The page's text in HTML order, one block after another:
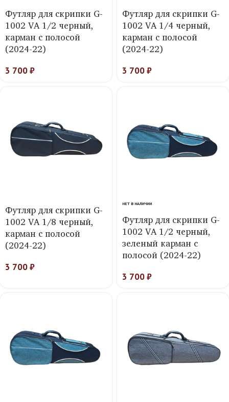
Футляр для скрипки G-
1002 VA 1/2 черный,
карман с полосой
(2024-22)
3 700₽
Футляр для скрипки G-
1002 VA 1/4 черный,
карман с полосой
(2024-22)
3 700₽
Футляр для скрипки G-
1002 VA 1/8 черный,
карман с полосой
(2024-22)
3 700₽
НЕТ В НАЛИЧИИ
Футляр для скрипки G-
1002 VA 1/2 черный,
зеленый карман с
полосой (2024-22)
3 700₽